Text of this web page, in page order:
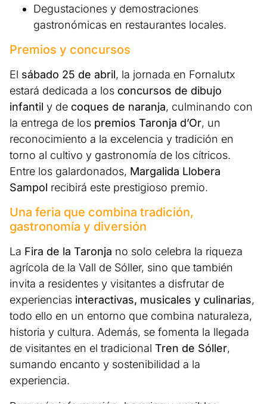
Degustaciones y demostraciones
gastronómicas en restaurantes locales.
Premios y concursos
El sábado 25 de abril, la jornada en Fornalutx
estará dedicada a los concursos de dibujo
infantil y de coques de naranja, culminando con
la entrega de los premios Taronja d’Or, un
reconocimiento a la excelencia y tradición en
torno al cultivo y gastronomía de los cítricos.
Entre los galardonados, Margalida Llobera
Sampol recibirá este prestigioso premio.
Una feria que combina tradición,
gastronomía y diversión
La Fira de la Taronja no solo celebra la riqueza
agrícola de la Vall de Sóller, sino que también
invita a residentes y visitantes a disfrutar de
experiencias interactivas, musicales y culinarias,
todo ello en un entorno que combina naturaleza,
historia y cultura. Además, se fomenta la llegada
de visitantes en el tradicional Tren de Sóller,
sumando encanto y sostenibilidad a la
experiencia.